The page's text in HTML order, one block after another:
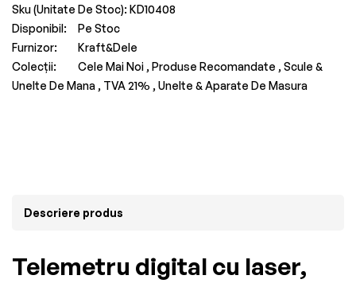
Sku (Unitate De Stoc): KD10408
Disponibil:
Pe Stoc
Furnizor:
Kraft&Dele
Colecții:
Cele Mai Noi , Produse Recomandate , Scule &
Unelte De Mana , TVA 21% , Unelte & Aparate De Masura
Descriere produs
Telemetru digital cu laser,